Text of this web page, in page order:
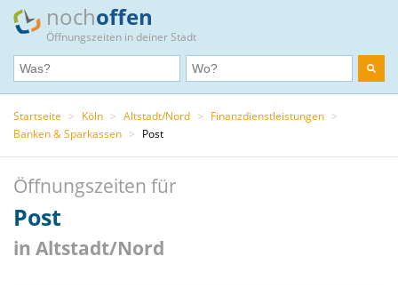
nochoffen
Öffnungszeiten in deiner Stadt
Startseite > Köln > Altstadt/Nord > Finanzdienstleistungen >
Banken & Sparkassen > Post
Öffnungszeiten für
Post
in Altstadt/Nord